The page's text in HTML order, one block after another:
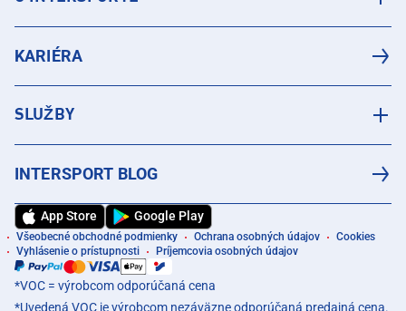
KARIÉRA
SLUŽBY
INTERSPORT BLOG
App Store Google Play
Všeobecné obchodné podmienky Ochrana osobných údajov
Cookies
Vyhlásenie o prístupnosti
Príjemcovia osobných údajov
*VOC = výrobcom odporúčaná cena
*Uvedená VOC je výrobcom nezáväzne odporúčaná predajná cena.